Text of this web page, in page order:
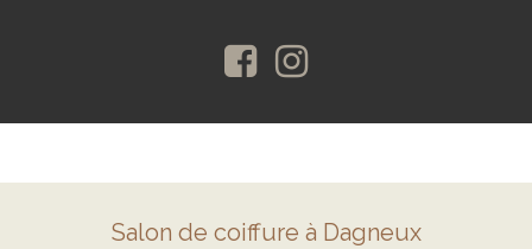
Salon de coiffure à Dagneux